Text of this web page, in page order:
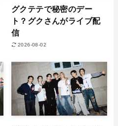
グクテテで秘密のデー
ト？グクさんがライブ配
信
2026-08-02